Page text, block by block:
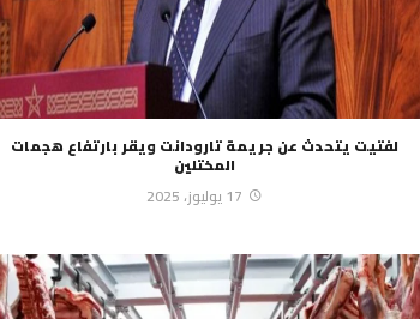
لفتيت يتحدث عن جريمة تارودانت ويقر بارتفاع هجمات
المختلين
17 يوليوز، 2025